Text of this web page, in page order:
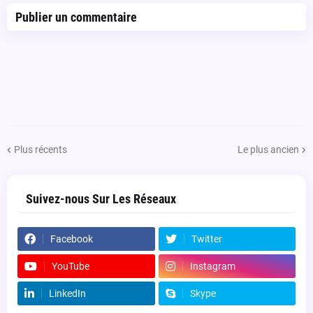
Publier un commentaire
Plus récents Le plus ancien
Suivez-nous Sur Les Réseaux
Facebook Twitter
YouTube Instagram
LinkedIn Skype